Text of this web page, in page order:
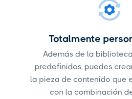
Totalmente
Además de la
predefinidos, puedes
la pieza de contenido que
con la combinación